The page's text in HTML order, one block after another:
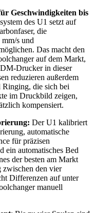
Geschwindigkeiten bis
des U1 setzt auf
die
s und
Das macht den
auf dem Markt,
Drucker in dieser
reduzieren außerdem
Ringing, die sich bei
im Druckbild zeigen,
kompensiert.
Der U1 kalibriert
automatische
für präzisen
ein automatisches Bed
der besten am Markt
den vier
Differenzen auf unter
manuell